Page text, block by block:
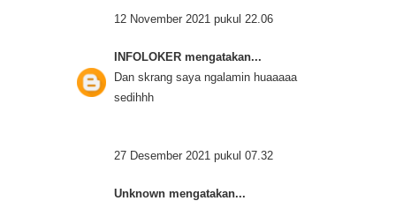
12 November 2021 pukul 22.06
INFOLOKER mengatakan...
Dan skrang saya ngalamin huaaaaa
sedihhh
27 Desember 2021 pukul 07.32
Unknown mengatakan...